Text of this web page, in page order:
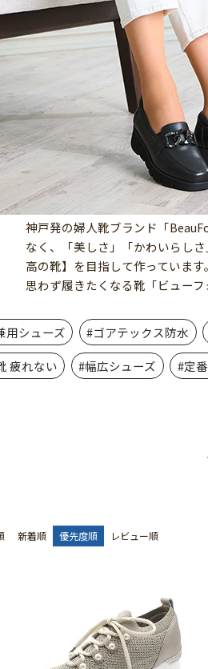
神戸発の婦人靴ブランド「
なく、「美しさ」「かわいらし
高の靴】を目指して作っていま
思わず履きたくなる靴「ビュー
用シューズ #ゴアテックス防水
疲れない #幅広シューズ #定
新着順 優先度順 レビュー順